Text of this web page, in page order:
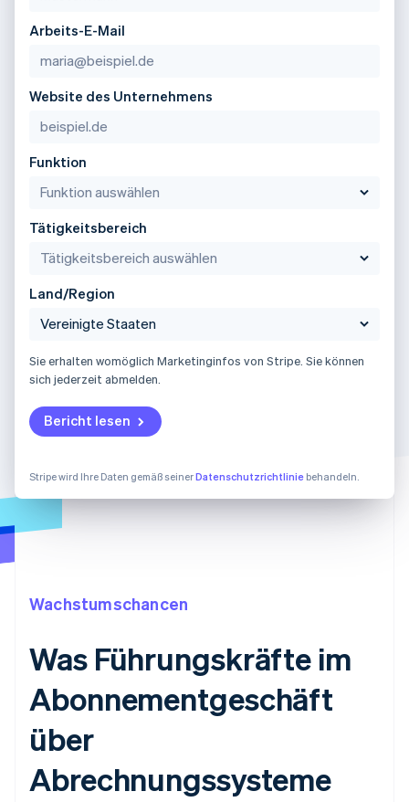
Arbeits-E-Mail
Website des Unternehmens
Funktion
Tätigkeitsbereich
Land/Region
Sie erhalten womöglich Marketinginfos von Stripe. Sie können
sich jederzeit abmelden.
Bericht lesen
Stripe wird Ihre Daten gemäß seinerDatenschutzrichtlinie behandeln.
Wachstumschancen
Was Führungskräfte im
Abonnementgeschäft
über
Abrechnungssysteme